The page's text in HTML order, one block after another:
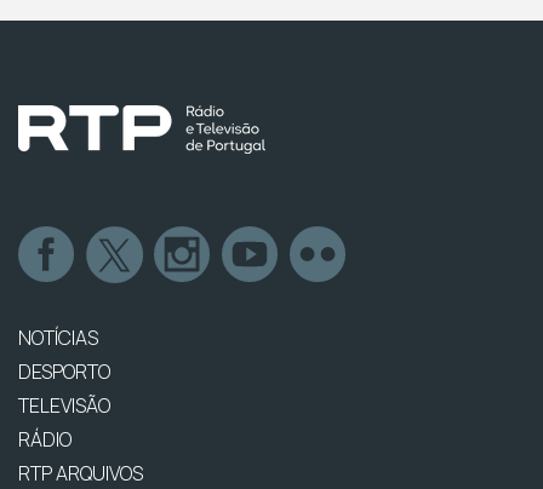
NOTÍCIAS
DESPORTO
TELEVISÃO
RÁDIO
RTP ARQUIVOS